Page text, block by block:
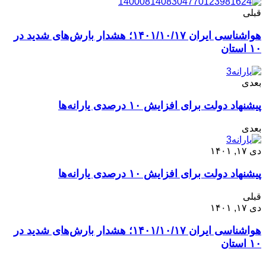
قبلی
هواشناسی ایران ۱۴۰۱/۱۰/۱۷؛ هشدار بارش‌های شدید در
۱۰ استان
بعدی
پیشنهاد دولت برای افزایش ۱۰ درصدی یارانه‌ها
بعدی
دی ۱۷, ۱۴۰۱
پیشنهاد دولت برای افزایش ۱۰ درصدی یارانه‌ها
قبلی
دی ۱۷, ۱۴۰۱
هواشناسی ایران ۱۴۰۱/۱۰/۱۷؛ هشدار بارش‌های شدید در
۱۰ استان